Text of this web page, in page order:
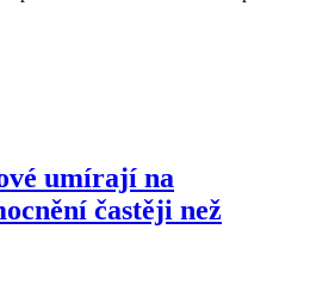
umírají na
častěji než